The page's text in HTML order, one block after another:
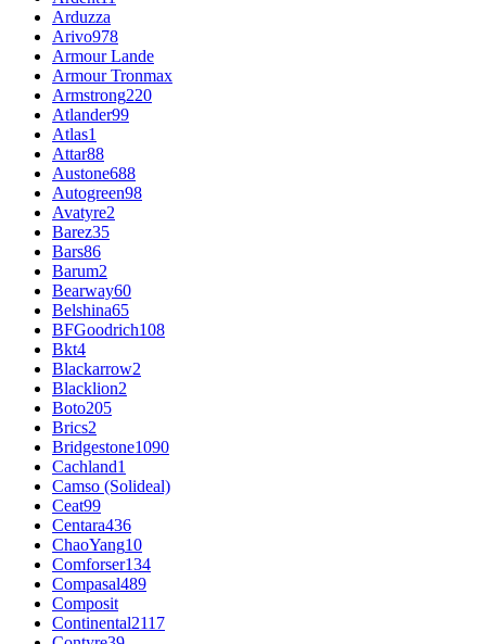
Arduzza
Arivo978
Armour Lande
Armour Tronmax
Armstrong220
Atlander99
Atlas1
Attar88
Austone688
Autogreen98
Avatyre2
Barez35
Bars86
Barum2
Bearway60
Belshina65
BFGoodrich108
Bkt4
Blackarrow2
Blacklion2
Boto205
Brics2
Bridgestone1090
Cachland1
Camso (Solideal)
Ceat99
Centara436
ChaoYang10
Comforser134
Compasal489
Composit
Continental2117